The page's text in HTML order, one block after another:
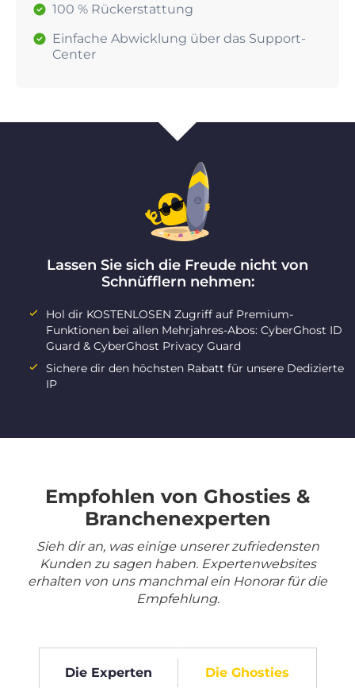
100 % Rückerstattung
Einfache Abwicklung über das Support-
Center
Lassen Sie sich die Freude nicht von
Schnüfflern nehmen:
Hol dir KOSTENLOSEN Zugriff auf Premium-
Funktionen bei allen Mehrjahres-Abos: CyberGhost ID
Guard & CyberGhost Privacy Guard
Sichere dir den höchsten Rabatt für unsere Dedizierte
IP
Empfohlen von Ghosties &
Branchenexperten
Sieh dir an, was einige unserer zufriedensten
Kunden zu sagen haben. Expertenwebsites
erhalten von uns manchmal ein Honorar für die
Empfehlung.
Die Experten Die Ghosties